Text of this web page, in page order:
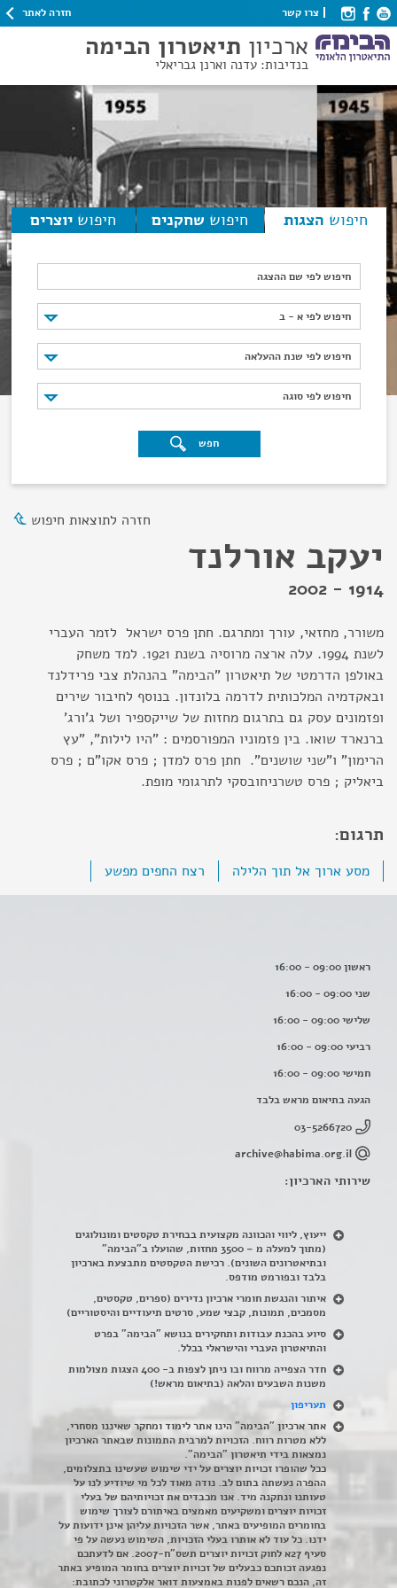
צרו קשר חזרה לאתר
ארכיון תיאטרון הבימה
בנדיבות: עדנה וארנן גבריאלי
חיפוש הצגות חיפוש שחקנים חיפוש יוצרים
חיפוש לפי שם ההצגה
חיפוש לפי א - ב
חיפוש לפי א - ב
חיפוש לפי שנת ההעלאה
חיפוש לפי שנת ההעלאה
חיפוש לפי סוגה
חיפוש לפי סוגה
חפש
חזרה לתוצאות חיפוש
יעקב אורלנד
1914 - 2002
משורר, מחזאי, עורך ומתרגם. חתן פרס ישראל לזמר העברי
לשנת 1994. עלה ארצה מרוסיה בשנת 1921. למד משחק
באולפן הדרמטי של תיאטרון "הבימה" בהנהלת צבי פרידלנד
ובאקדמיה המלכותית לדרמה בלונדון. בנוסף לחיבור שירים
ופזמונים עסק גם בתרגום מחזות של שייקספיר ושל ג'ורג'
ברנארד שואו. בין פזמוניו המפורסמים : "היו לילות", "עץ
הרימון" ו"שני שושנים". חתן פרס למדן ; פרס אקו"ם ; פרס
ביאליק ; פרס טשרניחובסקי לתרגומי מופת.
תרגום:
מסע ארוך אל תוך הלילה רצח החפים מפשע
ראשון 09:00 - 16:00
שני 09:00 - 16:00
שלישי 09:00 - 16:00
רביעי 09:00 - 16:00
חמישי 09:00 - 16:00
הגעה בתיאום מראש בלבד
03-5266720
archive@habima.org.il
שירותי הארכיון:
ייעוץ, ליווי והכוונה מקצועית בבחירת טקסטים ומונולוגים
(מתוך למעלה מ – 3500 מחזות, שהועלו ב"הבימה"
ובתיאטרונים השונים). רכישת הטקסטים מתבצעת בארכיון
בלבד ובפורמט מודפס.
איתור והנגשת חומרי ארכיון נדירים (ספרים, טקסטים,
מסמכים, תמונות, קבצי שמע, סרטים תיעודיים והיסטוריים)
סיוע בהכנת עבודות ותחקירים בנושא "הבימה" בפרט
והתיאטרון העברי והישראלי בכלל.
חדר הצפייה מרווח ובו ניתן לצפות ב- 400 הצגות מצולמות
משנות השבעים והלאה (בתיאום מראש!)
תעריפון
אתר ארכיון "הבימה" הינו אתר לימוד ומחקר שאיננו מסחרי,
ללא מטרות רווח. הזכויות למרבית התמונות שבאתר הארכיון
נמצאות בידי תיאטרון "הבימה".
ככל שהופרו זכויות יוצרים על ידי שימוש שעשינו בתצלומים,
ההפרה נעשתה בתום לב. נודה מאוד לכל מי שיודיע לנו על
טעותנו ונתקנה מיד. אנו מכבדים את זכויותיהם של בעלי
זכויות יוצרים ומשקיעים מאמצים באיתורם לצורך שימוש
בחומרים המופיעים באתר, אשר הזכויות עליהן אינן ידועות על
ידנו. כל עוד לא אותרו בעלי הזכויות, השימוש נעשה על פי
סעיף 27א לחוק זכויות יוצרים תשס"ח-2007. אם לדעתכם
נפגעה זכותכם כבעלים של זכויות יוצרים בחומר המופיע באתר
זה, הנכם רשאים לפנות באמצעות דואר אלקטרוני לכתובת: